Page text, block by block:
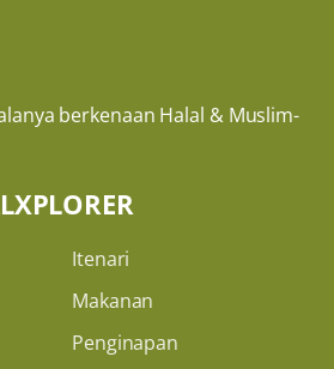
berkenaan Halal & Muslim-
Itenari
Makanan
Penginapan